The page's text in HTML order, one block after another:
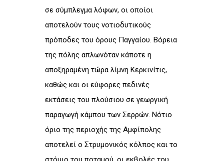
σε σύμπλεγμα λόφων, οι οποίοι
αποτελούν τους νοτιοδυτικούς
πρόποδες του όρους Παγγαίου. Βόρεια
της πόλης απλωνόταν κάποτε η
αποξηραμένη τώρα λίμνη Κερκινίτις,
καθώς και οι εύφορες πεδινές
εκτάσεις του πλούσιου σε γεωργική
παραγωγή κάμπου των Σερρών. Νότιο
όριο της περιοχής της Αμφίπολης
αποτελεί ο Στρυμονικός κόλπος και το